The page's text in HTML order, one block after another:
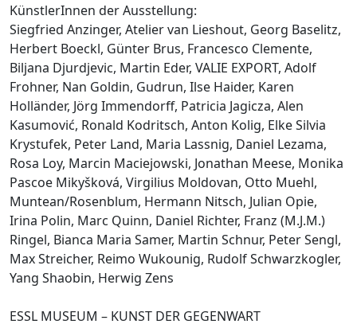
KünstlerInnen der Ausstellung:
Siegfried Anzinger, Atelier van Lieshout, Georg Baselitz,
Herbert Boeckl, Günter Brus, Francesco Clemente,
Biljana Djurdjevic, Martin Eder, VALIE EXPORT, Adolf
Frohner, Nan Goldin, Gudrun, Ilse Haider, Karen
Holländer, Jörg Immendorff, Patricia Jagicza, Alen
Kasumović, Ronald Kodritsch, Anton Kolig, Elke Silvia
Krystufek, Peter Land, Maria Lassnig, Daniel Lezama,
Rosa Loy, Marcin Maciejowski, Jonathan Meese, Monika
Pascoe Mikyšková, Virgilius Moldovan, Otto Muehl,
Muntean/Rosenblum, Hermann Nitsch, Julian Opie,
Irina Polin, Marc Quinn, Daniel Richter, Franz (M.J.M.)
Ringel, Bianca Maria Samer, Martin Schnur, Peter Sengl,
Max Streicher, Reimo Wukounig, Rudolf Schwarzkogler,
Yang Shaobin, Herwig Zens
ESSL MUSEUM – KUNST DER GEGENWART